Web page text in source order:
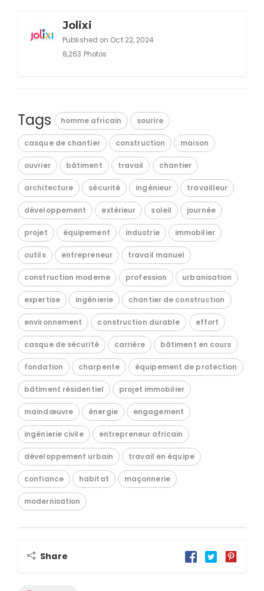
Jolixi
Published on Oct 22, 2024
8,263 Photos
Tags homme africain sourire
casque de chantier construction maison
ouvrier bâtiment travail chantier
architecture sécurité ingénieur travailleur
développement extérieur soleil journée
projet équipement industrie immobilier
outils entrepreneur travail manuel
construction moderne profession urbanisation
expertise ingénierie chantier de construction
environnement construction durable effort
casque de sécurité carrière bâtiment en cours
fondation charpente équipement de protection
bâtiment résidentiel projet immobilier
maindœuvre énergie engagement
ingénierie civile entrepreneur africain
développement urbain travail en équipe
confiance habitat maçonnerie
modernisation
Share